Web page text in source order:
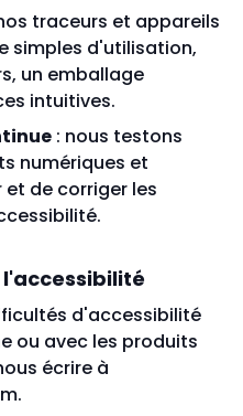
traceurs et appareils
simples d'utilisation,
un emballage
intuitives.
: nous testons
numériques et
de corriger les
d'accessibilité
ou avec les produits
écrire à